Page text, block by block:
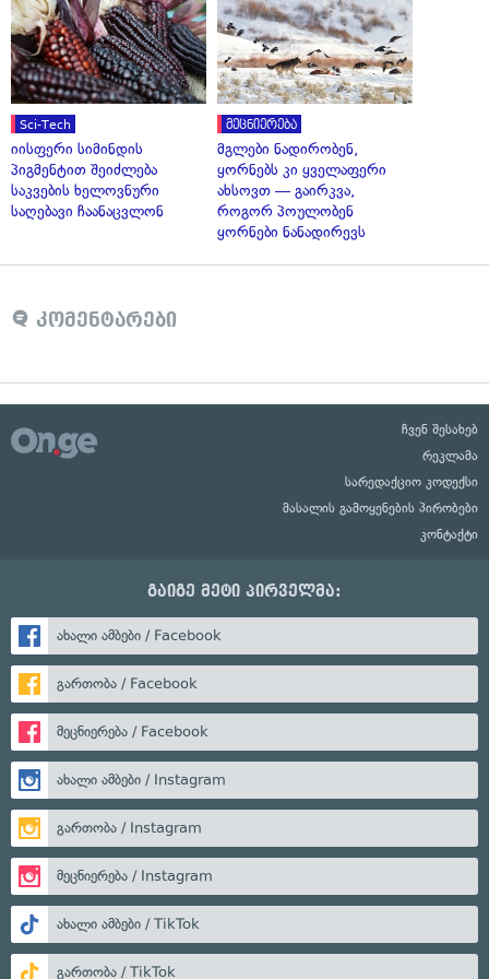
Sci-Tech
იისფერი სიმინდის
პიგმენტით შეიძლება
საკვების ხელოვნური
საღებავი ჩაანაცვლონ
მეცნიერება
მგლები ნადირობენ,
ყორნებს კი ყველაფერი
ახსოვთ — გაირკვა,
როგორ პოულობენ
ყორნები ნანადირევს
კომენტარები
ჩვენ შესახებ
რეკლამა
სარედაქციო კოდექსი
მასალის გამოყენების პირობები
კონტაქტი
გაიგე მეტი პირველმა:
ახალი ამბები / Facebook
გართობა / Facebook
მეცნიერება / Facebook
ახალი ამბები / Instagram
გართობა / Instagram
მეცნიერება / Instagram
ახალი ამბები / TikTok
გართობა / TikTok